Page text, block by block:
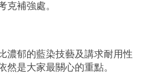
克補強處。
濃郁的藍染技藝及講求耐用性
然是大家最關心的重點。